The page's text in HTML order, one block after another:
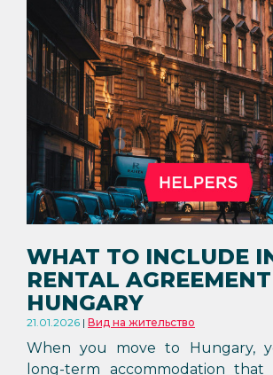
WHAT TO INCLUDE
RENTAL
HUNGARY
21.01.2026 Вид на жительство
When you move to Hungary,
long-term accommodation that